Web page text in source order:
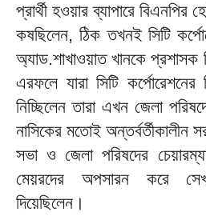
প্রার্থী হওয়ার ব্যাপারে বিএনপির
কষছিলেন, ঠিক তখনই সিটি
অ্যাড.শাখাওয়াত খানকে প্রশাসক
এরফলে যারা সিটি
নিচ্ছিলেন তারা এখন জেলা
নাসিকের মতোই অন্তর্বর্তীকালীন
সভা ও জেলা পরিষদের
মেয়রদের অপসারন করে
দিয়েছিলেন।